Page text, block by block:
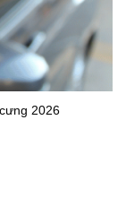
2026